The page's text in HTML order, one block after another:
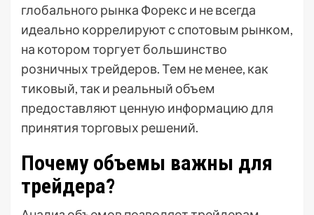
глобального рынка Форекс и не всегда
идеально коррелируют с спотовым рынком,
на котором торгует большинство
розничных трейдеров. Тем не менее, как
тиковый, так и реальный объем
предоставляют ценную информацию для
принятия торговых решений.
Почему объемы важны для
трейдера?